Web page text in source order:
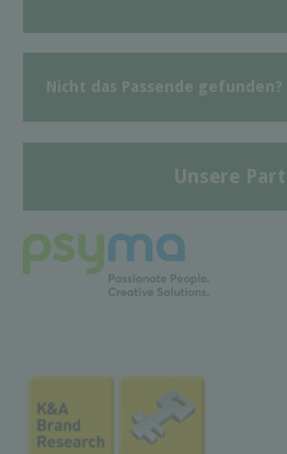
Nicht das Passende gefunden?
Unsere